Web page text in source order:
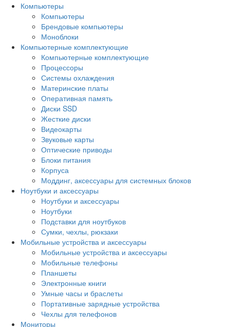
Компьютеры
Компьютеры
Брендовые компьютеры
Моноблоки
Компьютерные комплектующие
Компьютерные комплектующие
Процессоры
Системы охлаждения
Материнские платы
Оперативная память
Диски SSD
Жесткие диски
Видеокарты
Звуковые карты
Оптические приводы
Блоки питания
Корпуса
Моддинг, аксессуары для системных блоков
Ноутбуки и аксессуары
Ноутбуки и аксессуары
Ноутбуки
Подставки для ноутбуков
Сумки, чехлы, рюкзаки
Мобильные устройства и аксессуары
Мобильные устройства и аксессуары
Мобильные телефоны
Планшеты
Электронные книги
Умные часы и браслеты
Портативные зарядные устройства
Чехлы для телефонов
Мониторы